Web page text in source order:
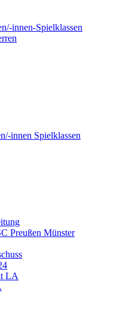
innen-Spielklassen
innen Spielklassen
Preußen Münster
LA